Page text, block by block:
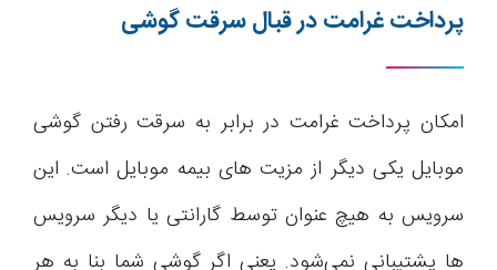
پرداخت غرامت در قبال سرقت گوشی
امکان پرداخت غرامت در برابر به سرقت رفتن گوشی
موبایل یکی دیگر از مزیت های بیمه موبایل است. این
سرویس به هیچ عنوان توسط گارانتی یا دیگر سرویس
ها پشتیبانی نمی‌شود. یعنی اگر گوشی شما بنا به هر